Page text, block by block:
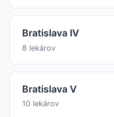
Bratislava IV
8 lekárov
Bratislava V
10 lekárov